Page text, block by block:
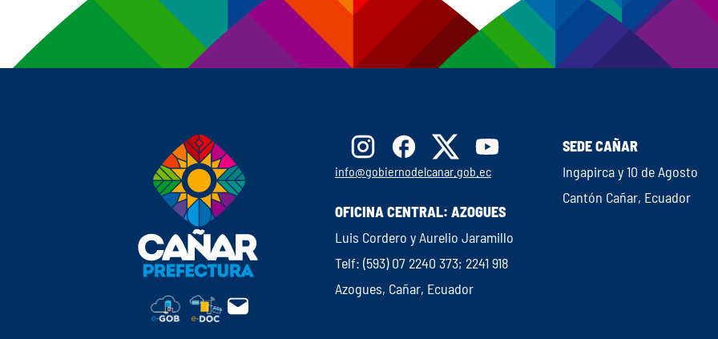
info@gobiernodelcanar.gob.ec
OFICINA CENTRAL: AZOGUES
Luis Cordero y Aurelio Jaramillo
Telf: (593) 07 2240 373; 2241 918
Azogues, Cañar, Ecuador
SEDE CAÑAR
Ingapirca y 10 de Agosto
Cantón Cañar, Ecuador